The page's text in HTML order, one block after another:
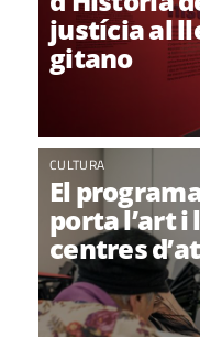
justícia al
gitano
CULTURA
El
porta l’art i
centres